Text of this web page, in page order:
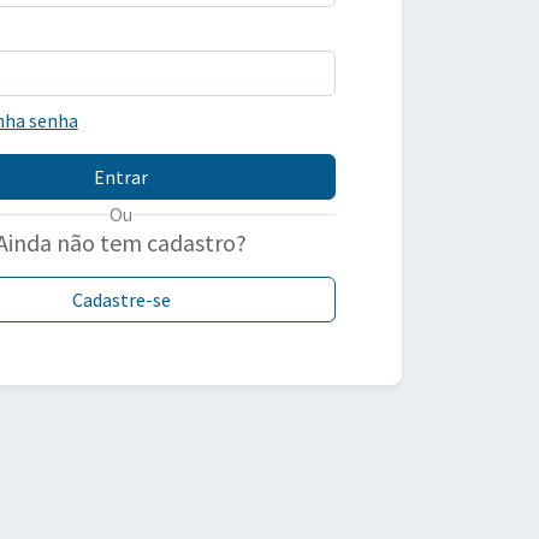
senha
Entrar
Ou
não tem cadastro?
Cadastre-se